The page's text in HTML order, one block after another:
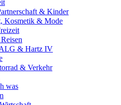
& Kinder
Kosmetik & Mode
& Hartz IV
& Verkehr
was